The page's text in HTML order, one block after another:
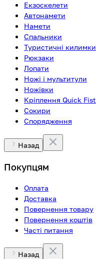
Екзоскелети
Автонамети
Намети
Спальники
Туристичні килимки
Рюкзаки
Лопати
Ножі і мультитули
Ножівки
Кріплення Quick Fist
Сокири
Спорядження
Назад
Покупцям
Оплата
Доставка
Повернення товару
Повернення коштів
Часті питання
Назад